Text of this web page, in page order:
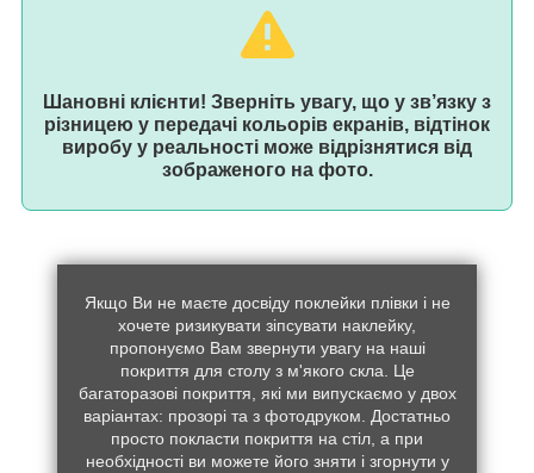
Шановні клієнти! Зверніть увагу, що у зв’язку з
різницею у передачі кольорів екранів, відтінок
виробу у реальності може відрізнятися від
зображеного на фото.
Якщо Ви не маєте досвіду поклейки плівки і не
хочете ризикувати зіпсувати наклейку,
пропонуємо Вам звернути увагу на наші
покриття для столу з м'якого скла. Це
багаторазові покриття, які ми випускаємо у двох
варіантах: прозорі та з фотодруком. Достатньо
просто покласти покриття на стіл, а при
необхідності ви можете його зняти і згорнути у